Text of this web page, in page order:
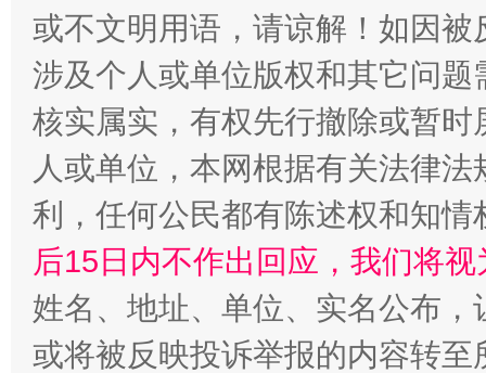
完善运行机制助力责任有效落实 一纸欠
或不文明用语，请谅解！如因
涉及个人或单位版权和其它问题
核实属实，有权先行撤除或暂
人或单位，本网根据有关法律
利，任何公民都有陈述权和知情
后15日内不作出回应，我们将
姓名、地址、单位、实名公布
或将被反映投诉举报的内容转